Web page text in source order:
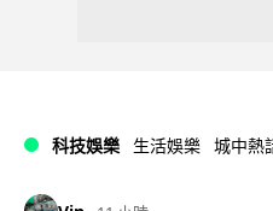
科技娛樂 生活娛樂 城中熱